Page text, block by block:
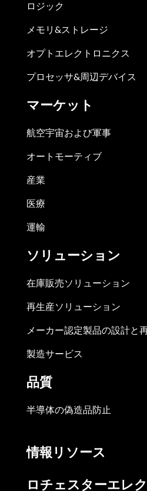
ロジック
メモリ&ストレージ
オプトエレクトロニクス
プロセッサ&周辺デバイス
マーケット
航空宇宙および軍事
オートモーティブ
産業
医療
運輸
ソリューション
在庫販売ソリューション
再生産ソリューション
メーカー認定製品の設計と
製造サービス
品質
半導体の偽造品防止
情報リソース
ロチェスターエレ